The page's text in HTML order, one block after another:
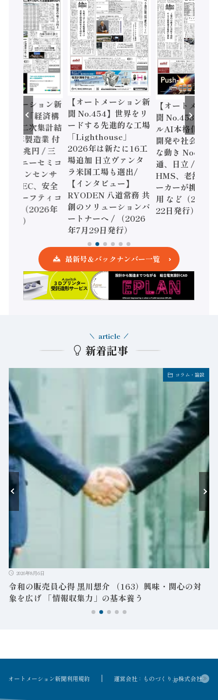
トメーション新
】「経済構
調査二次集計結
年製造業 付
額86兆円 / 三
とソニーセミコ
ジョンセンサ
/ IDEC、安全
すセーフティコ
ーラ（2026年
発行）
【オートメーション新
聞 No.454】世界をリ
ードする先進的な工場
「Lighthouse」
2026年は新たに16工
場追加 日立ヴァンタ
ラ米国工場も選出/
【インタビュー】
RYODEN 八道常務 共
創のソリューションパ
ートナーへ / （2026
年7月29日発行）
【オートメーシ
聞 No.453】フ
ルAI本格化へ
開発や社会実装
な動き Noetra
通、日立 / 兵神
HMS、老舗ポ
ーカーが挑むデ
用 など（2026
22日発行）
最新号＆バックナンバー一覧
新着記事
article
コラム・論説
2026年8月6日
令和の販売員心得 黒川想介 （163）興味・関心の対
象を広げ 「情報収集力」の基本養う
オートメーション新聞利用規約 運営会社：ものづくり.jp株式会社